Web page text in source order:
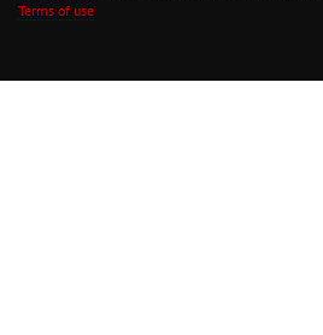
Terms of use